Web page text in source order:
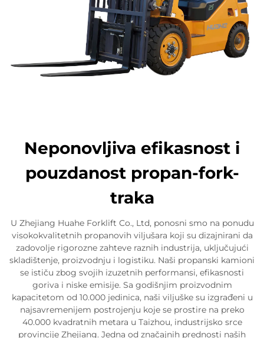
Neponovljiva efikasnost i
pouzdanost propan-fork-
traka
U Zhejiang Huahe Forklift Co., Ltd, ponosni smo na ponudu
visokokvalitetnih propanovih viljušara koji su dizajnirani da
zadovolje rigorozne zahteve raznih industrija, uključujući
skladištenje, proizvodnju i logistiku. Naši propanski kamioni
se ističu zbog svojih izuzetnih performansi, efikasnosti
goriva i niske emisije. Sa godišnjim proizvodnim
kapacitetom od 10.000 jedinica, naši viljuške su izgrađeni u
najsavremenijem postrojenju koje se prostire na preko
40.000 kvadratnih metara u Taizhou, industrijsko srce
provincije Zhejiang. Jedna od značajnih prednosti naših